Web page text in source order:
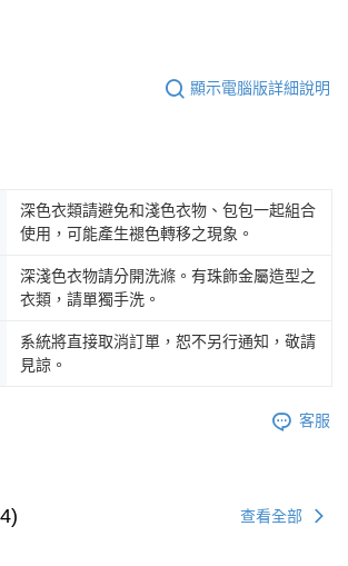
顯示電腦版詳細說明
深色衣類請避免和淺色衣物、包包一起組合
使用，可能產生褪色轉移之現象。
深淺色衣物請分開洗滌。有珠飾金屬造型之
衣類，請單獨手洗。
系統將直接取消訂單，恕不另行通知，敬請
見諒。
客服
查看全部